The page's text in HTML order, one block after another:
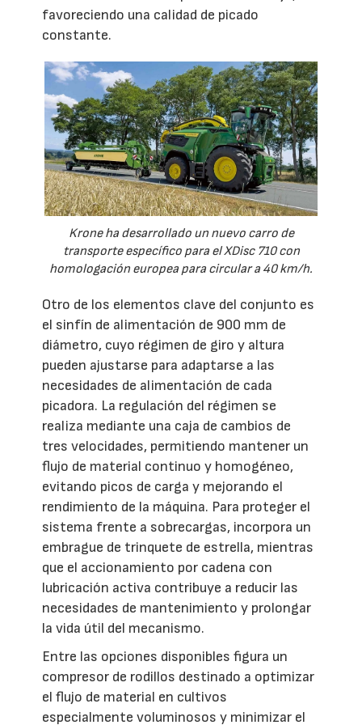
favoreciendo una calidad de picado
constante.
Krone ha desarrollado un nuevo carro de
transporte específico para el XDisc 710 con
homologación europea para circular a 40 km/h.
Otro de los elementos clave del conjunto es
el sinfín de alimentación de 900 mm de
diámetro, cuyo régimen de giro y altura
pueden ajustarse para adaptarse a las
necesidades de alimentación de cada
picadora. La regulación del régimen se
realiza mediante una caja de cambios de
tres velocidades, permitiendo mantener un
flujo de material continuo y homogéneo,
evitando picos de carga y mejorando el
rendimiento de la máquina. Para proteger el
sistema frente a sobrecargas, incorpora un
embrague de trinquete de estrella, mientras
que el accionamiento por cadena con
lubricación activa contribuye a reducir las
necesidades de mantenimiento y prolongar
la vida útil del mecanismo.
Entre las opciones disponibles figura un
compresor de rodillos destinado a optimizar
el flujo de material en cultivos
especialmente voluminosos y minimizar el